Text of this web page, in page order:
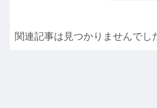
関連記事は見つかりませんでし